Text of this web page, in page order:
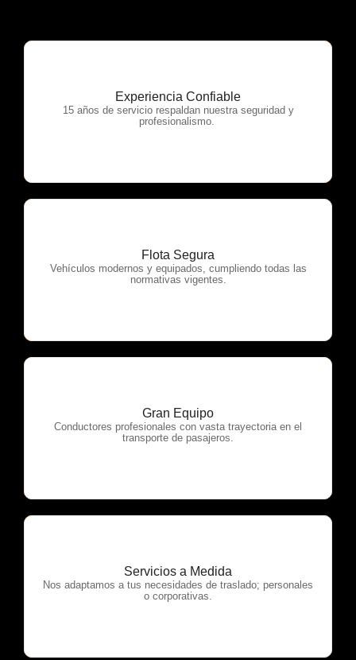
Experiencia Confiable
15 años de servicio respaldan nuestra seguridad y
profesionalismo.
OTP Servicios
Flota Segura
Vehículos modernos y equipados, cumpliendo todas las
normativas vigentes.
OTP Servicios
Gran Equipo
Conductores profesionales con vasta trayectoria en el
transporte de pasajeros.
OTP Servicios
Servicios a Medida
Nos adaptamos a tus necesidades de traslado; personales
o corporativas.
OTP Servicios